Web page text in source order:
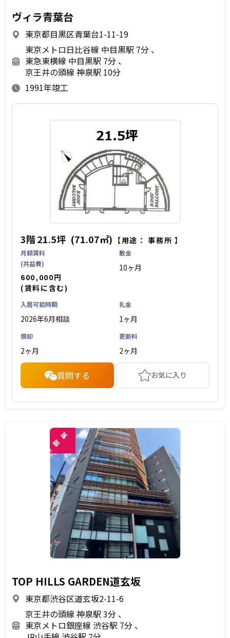
ヴィラ青葉台
東京都目黒区青葉台1-11-19
東京メトロ日比谷線 中目黒駅 7分
東急東横線 中目黒駅 7分
京王井の頭線 神泉駅 10分
1991年竣工
3階21.5坪 (71.07㎡) 【用途：事務所 】
月額賃料
(共益費)
600,000円
(賃料に含む)
敷金
10ヶ月
入居可能時期
2026年6月相談
礼金
1ヶ月
償却
2ヶ月
更新料
2ヶ月
質問する お気に入り
未
閲
覧
TOP HILLS GARDEN道玄坂
東京都渋谷区道玄坂2-11-6
京王井の頭線 神泉駅 3分
東京メトロ銀座線 渋谷駅 7分